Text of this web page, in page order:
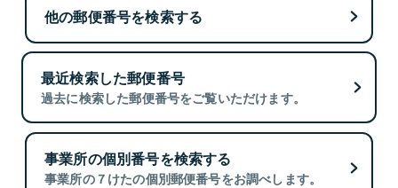
他の郵便番号を検索する
最近検索した郵便番号
過去に検索した郵便番号をご覧いただけます。
事業所の個別番号を検索する
事業所の７けたの個別郵便番号をお調べします。